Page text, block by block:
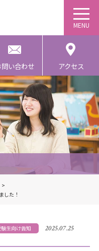
問い合わせ アクセス
した！
験生向け告知 2025.07.25